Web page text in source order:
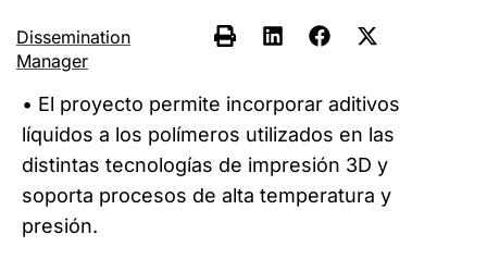
Dissemination
Manager
• El proyecto permite incorporar aditivos
líquidos a los polímeros utilizados en las
distintas tecnologías de impresión 3D y
soporta procesos de alta temperatura y
presión.